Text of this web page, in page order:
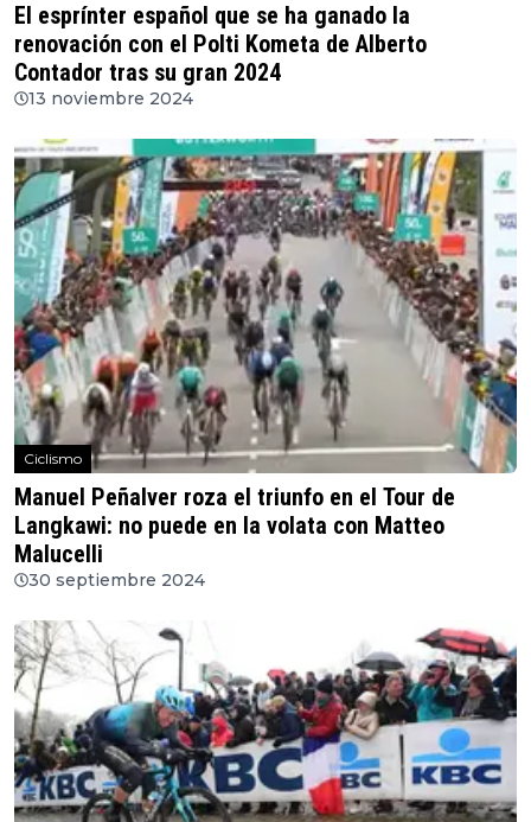
El esprínter español que se ha ganado la
renovación con el Polti Kometa de Alberto
Contador tras su gran 2024
13 noviembre 2024
Ciclismo
Manuel Peñalver roza el triunfo en el Tour de
Langkawi: no puede en la volata con Matteo
Malucelli
30 septiembre 2024